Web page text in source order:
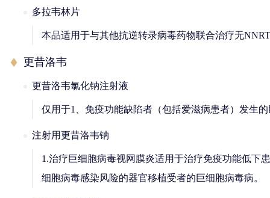
多拉韦林片
本品适用于与其他抗逆转录病毒药物联合治疗无
更昔洛韦
更昔洛韦氯化钠注射液
仅用于1、免疫功能缺陷者（包括爱滋病患者）发生
注射用更昔洛韦钠
1.治疗巨细胞病毒视网膜炎适用于治疗免疫功能低下
细胞病毒感染风险的器官移植受者的巨细胞病毒病。